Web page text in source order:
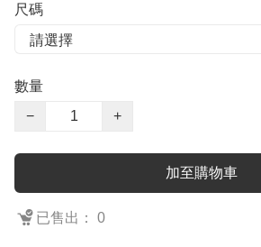
尺碼
數量
−
+
加至購物車
已售出： 0